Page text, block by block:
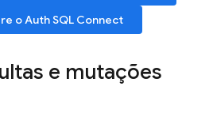
o AuthSQL Connect
e mutações